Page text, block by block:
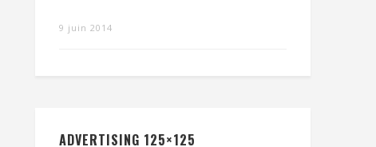
9 juin 2014
ADVERTISING 125×125